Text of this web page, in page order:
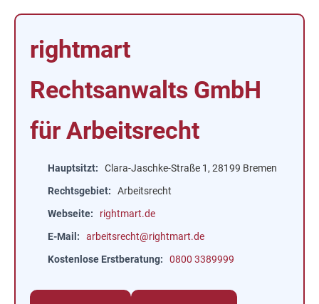
rightmart
Rechtsanwalts GmbH
für Arbeitsrecht
Hauptsitzt
Clara-Jaschke-Straße 1, 28199 Bremen
Rechtsgebiet
Arbeitsrecht
Webseite
rightmart.de
E-Mail
arbeitsrecht@rightmart.de
Kostenlose Erstberatung
0800 3389999